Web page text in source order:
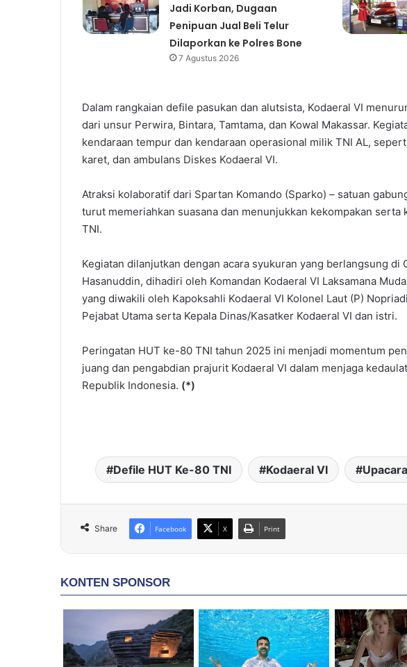
Jadi Korban, Dugaan
Penipuan Jual Beli Telur
Dilaporkan ke Polres Bone
7 Agustus 2026
Dalam rangkaian defile pasukan dan alutsista, Kodaeral VI
dari unsur Perwira, Bintara, Tamtama, dan Kowal Makassar.
kendaraan tempur dan kendaraan operasional milik TNI AL,
karet, dan ambulans Diskes Kodaeral VI.
Atraksi kolaboratif dari Spartan Komando (Sparko) – satuan
turut memeriahkan suasana dan menunjukkan kekompakan serta
TNI.
Kegiatan dilanjutkan dengan acara syukuran yang berlangsung di
Hasanuddin, dihadiri oleh Komandan Kodaeral VI Laksamana
yang diwakili oleh Kapoksahli Kodaeral VI Kolonel Laut (P)
Pejabat Utama serta Kepala Dinas/Kasatker Kodaeral VI dan istri.
Peringatan HUT ke-80 TNI tahun 2025 ini menjadi momentum
juang dan pengabdian prajurit Kodaeral VI dalam menjaga
Republik Indonesia. (*)
Defile HUT Ke-80 TNI Kodaeral VI
Share Facebook X Print